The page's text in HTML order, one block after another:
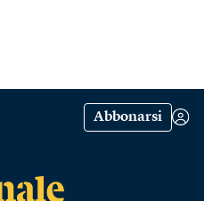
Abbonarsi